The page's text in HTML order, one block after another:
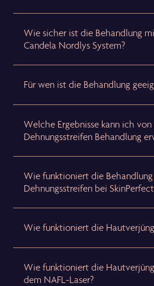
Wie sicher ist die Behandlung
Candela Nordlys System?
Für wen ist die Behandlung
Welche Ergebnisse kann ich von
Dehnungsstreifen Behandlung
Wie funktioniert die
Dehnungsstreifen bei
Wie funktioniert die
Wie funktioniert die
dem NAFL-Laser?